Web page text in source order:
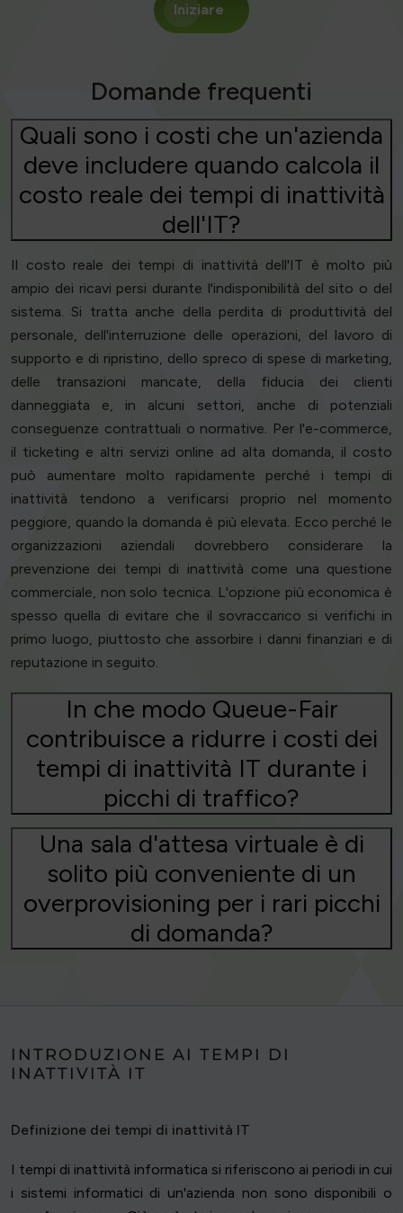
Iniziare
Domande frequenti
Quali sono i costi che un'azienda
deve includere quando calcola il
costo reale dei tempi di inattività
dell'IT?
Il costo reale dei tempi di inattività dell'IT è molto più
ampio dei ricavi persi durante l'indisponibilità del sito o del
sistema. Si tratta anche della perdita di produttività del
personale, dell'interruzione delle operazioni, del lavoro di
supporto e di ripristino, dello spreco di spese di marketing,
delle transazioni mancate, della fiducia dei clienti
danneggiata e, in alcuni settori, anche di potenziali
conseguenze contrattuali o normative. Per l'e-commerce,
il ticketing e altri servizi online ad alta domanda, il costo
può aumentare molto rapidamente perché i tempi di
inattività tendono a verificarsi proprio nel momento
peggiore, quando la domanda è più elevata. Ecco perché le
organizzazioni aziendali dovrebbero considerare la
prevenzione dei tempi di inattività come una questione
commerciale, non solo tecnica. L'opzione più economica è
spesso quella di evitare che il sovraccarico si verifichi in
primo luogo, piuttosto che assorbire i danni finanziari e di
reputazione in seguito.
In che modo Queue-Fair
contribuisce a ridurre i costi dei
tempi di inattività IT durante i
picchi di traffico?
Una sala d'attesa virtuale è di
solito più conveniente di un
overprovisioning per i rari picchi
di domanda?
INTRODUZIONE AI TEMPI DI
INATTIVITÀ IT
Definizione dei tempi di inattività IT
I tempi di inattività informatica si riferiscono ai periodi in cui
i sistemi informatici di un'azienda non sono disponibili o